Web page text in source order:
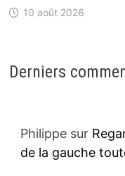
10 août 2026
Derniers
Philippesur
de la gauche